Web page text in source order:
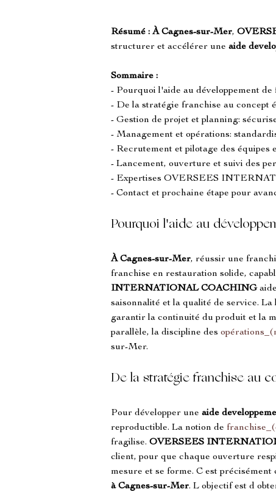
Résumé : À Cagnes-sur-Mer,
structurer et accélérer une aide
Sommaire :
- Pourquoi l'aide au développement
- De la stratégie franchise au concept
- Gestion de projet et planning:
- Management et opérations:
- Recrutement et pilotage des équipes
- Lancement, ouverture et suivi des
- Expertises OVERSEES
- Contact et prochaine étape pour
Pourquoi l'aide au
À Cagnes-sur-Mer, réussir une
franchise en restauration solide,
INTERNATIONAL COACHING
saisonnalité et la qualité de service.
garantir la continuité du produit et la
parallèle, la discipline des
sur-Mer.
De la stratégie franchise au
Pour développer une aide
reproductible. La notion de
fragilise. OVERSEES
client, pour que chaque ouverture
mesure et se forme. C est
à Cagnes-sur-Mer. L objectif est d